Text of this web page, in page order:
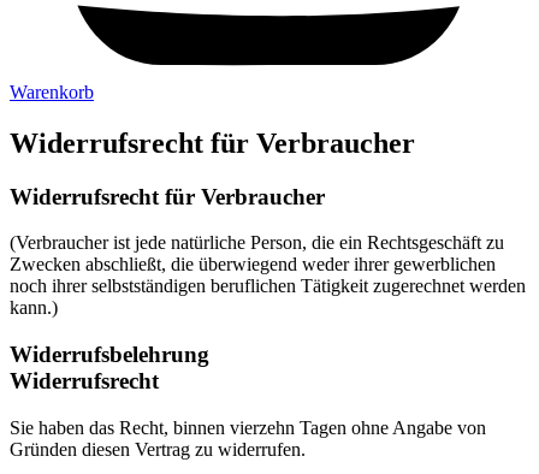
Warenkorb
Widerrufsrecht für Verbraucher
Widerrufsrecht für Verbraucher
(Verbraucher ist jede natürliche Person, die ein Rechtsgeschäft zu
Zwecken abschließt, die überwiegend weder ihrer gewerblichen
noch ihrer selbstständigen beruflichen Tätigkeit zugerechnet werden
kann.)
Widerrufsbelehrung
Widerrufsrecht
Sie haben das Recht, binnen vierzehn Tagen ohne Angabe von
Gründen diesen Vertrag zu widerrufen.